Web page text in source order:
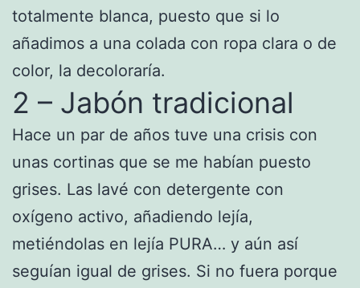
totalmente blanca, puesto que si lo
añadimos a una colada con ropa clara o de
color, la decoloraría.
2 – Jabón tradicional
Hace un par de años tuve una crisis con
unas cortinas que se me habían puesto
grises. Las lavé con detergente con
oxígeno activo, añadiendo lejía,
metiéndolas en lejía PURA… y aún así
seguían igual de grises. Si no fuera porque